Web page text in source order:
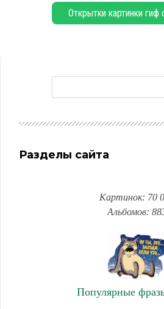
Открытки картинки гиф
Разделы сайта
Картинок: 70
Альбомов:
Популярные